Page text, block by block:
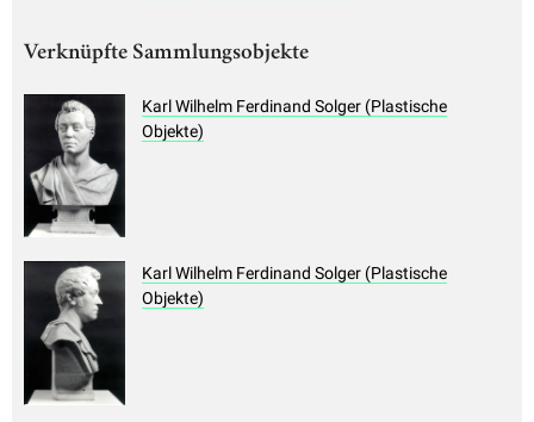
Verknüpfte Sammlungsobjekte
Karl Wilhelm Ferdinand Solger (Plastische
Objekte)
Karl Wilhelm Ferdinand Solger (Plastische
Objekte)